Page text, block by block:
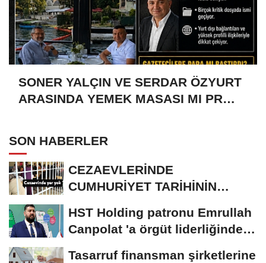
SONER YALÇIN VE SERDAR ÖZYURT
ARASINDA YEMEK MASASI MI PR
SON HABERLER
CEZAEVLERİNDE
CUMHURİYET TARİHİNİN
KİŞİ...
HST Holding patronu Emrullah
Canpolat 'a örgüt liderliğinden
Tasarruf finansman şirketlerine